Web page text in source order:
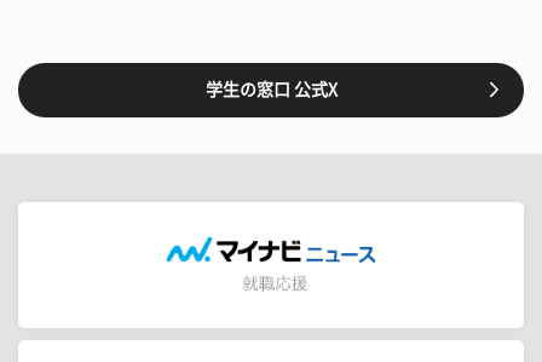
学生の窓口 公式X